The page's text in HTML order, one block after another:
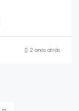
2 anos atrás